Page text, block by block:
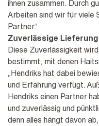
ihnen zusammen. Durch
Arbeiten sind wir für viele
Partner.“
Zuverlässige Lieferung
Diese Zuverlässigkeit
bestimmt, mit denen
„Hendriks hat dabei
und Erfahrung verfügt.
Hendriks einen Partner
und zuverlässig und
denn alles hängt davon